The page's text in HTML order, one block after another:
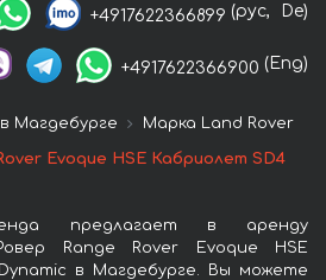
+4917622366899 (рус, De)
+4917622366900 (Eng)
Магдебурге Марка Land Rover
Evoque HSE Кабриолет SD4
предлагает в аренду
Range Rover Evoque HSE
в Магдебурге. Вы можете